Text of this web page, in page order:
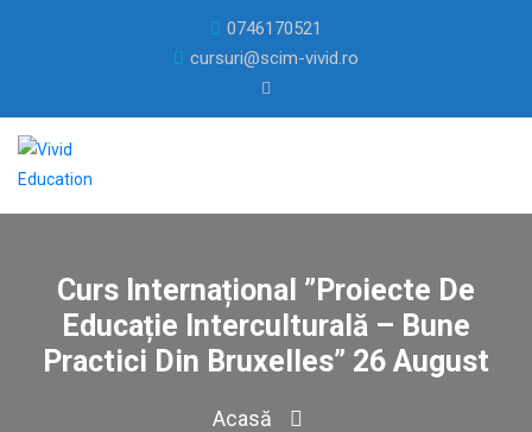
0746170521
cursuri@scim-vivid.ro
Curs Internațional ”Proiecte De
Educație Interculturală – Bune
Practici Din Bruxelles” 26 August
Acasă